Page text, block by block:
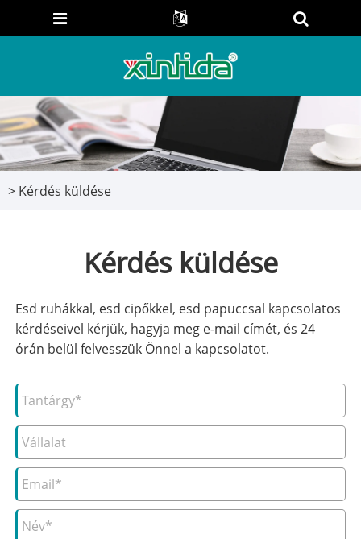
> Kérdés küldése
Kérdés küldése
Esd ruhákkal, esd cipőkkel, esd papuccsal kapcsolatos
kérdéseivel kérjük, hagyja meg e-mail címét, és 24
órán belül felvesszük Önnel a kapcsolatot.